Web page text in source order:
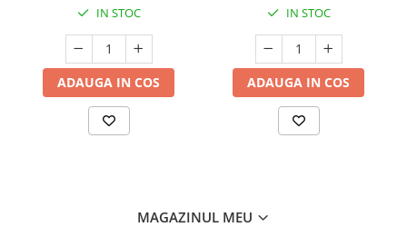
IN STOC
ADAUGA IN COS
IN STOC
ADAUGA IN COS
MAGAZINUL MEU